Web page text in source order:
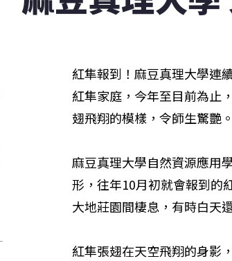
紅隼報到！麻豆真理大學連
紅隼家庭，今年至目前為止
翅飛翔的模樣，令師生驚艷。
麻豆真理大學自然資源應用
形，往年10月初就會報到的
大地莊園間棲息，有時白天
紅隼張翅在天空飛翔的身影